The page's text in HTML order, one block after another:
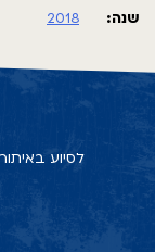
שנה: 2018
לסיוע